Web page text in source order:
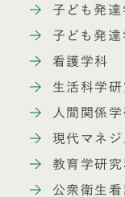
子ども発
子ども発
看護学科
生活科学研
人間関係
現代マネ
教育学研究
公衆衛生